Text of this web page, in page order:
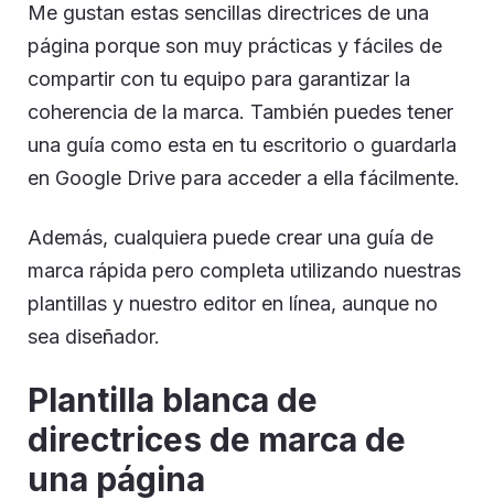
Me gustan estas sencillas directrices de una
página porque son muy prácticas y fáciles de
compartir con tu equipo para garantizar la
coherencia de la marca. También puedes tener
una guía como esta en tu escritorio o guardarla
en Google Drive para acceder a ella fácilmente.
Además, cualquiera puede crear una guía de
marca rápida pero completa utilizando nuestras
plantillas y nuestro editor en línea, aunque no
sea diseñador.
Plantilla blanca de
directrices de marca de
una página